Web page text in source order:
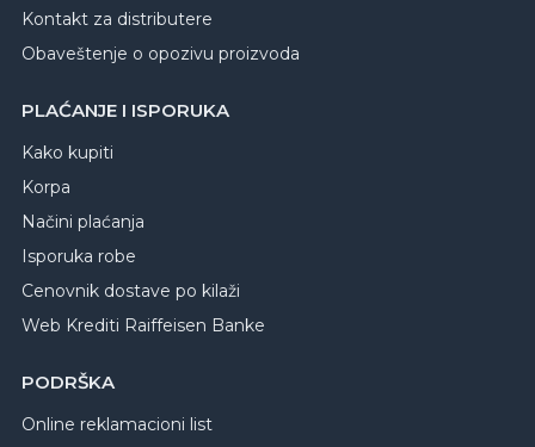
Kontakt za distributere
Obaveštenje o opozivu proizvoda
PLAĆANJE I ISPORUKA
Kako kupiti
Korpa
Načini plaćanja
Isporuka robe
Cenovnik dostave po kilaži
Web Krediti Raiffeisen Banke
PODRŠKA
Online reklamacioni list